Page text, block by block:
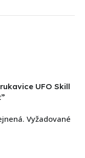
UFO Skill
Vyžadované